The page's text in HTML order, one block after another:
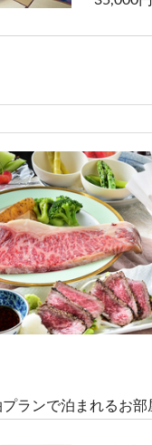
プランで泊まれるお部